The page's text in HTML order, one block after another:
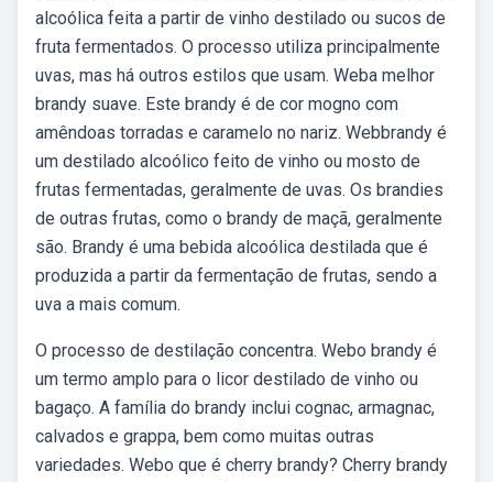
alcoólica feita a partir de vinho destilado ou sucos de
fruta fermentados. O processo utiliza principalmente
uvas, mas há outros estilos que usam. Weba melhor
brandy suave. Este brandy é de cor mogno com
amêndoas torradas e caramelo no nariz. Webbrandy é
um destilado alcoólico feito de vinho ou mosto de
frutas fermentadas, geralmente de uvas. Os brandies
de outras frutas, como o brandy de maçã, geralmente
são. Brandy é uma bebida alcoólica destilada que é
produzida a partir da fermentação de frutas, sendo a
uva a mais comum.
O processo de destilação concentra. Webo brandy é
um termo amplo para o licor destilado de vinho ou
bagaço. A família do brandy inclui cognac, armagnac,
calvados e grappa, bem como muitas outras
variedades. Webo que é cherry brandy? Cherry brandy